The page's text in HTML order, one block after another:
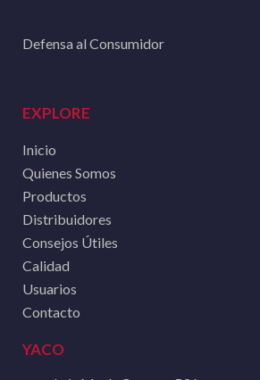
Defensa al Consumidor
EXPLORE
Inicio
Quienes Somos
Productos
Distribuidores
Consejos Útiles
Calidad
Usuarios
Contacto
YACO